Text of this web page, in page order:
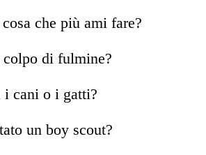
che più ami fare?
di fulmine?
i cani o i gatti?
un boy scout?